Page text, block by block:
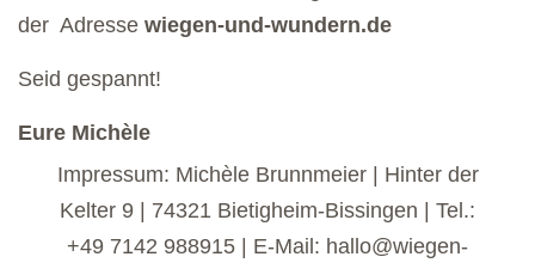
der Adresse wiegen-und-wundern.de
Seid gespannt!
Eure Michèle
Impressum: Michèle Brunnmeier | Hinter der
Kelter 9 | 74321 Bietigheim-Bissingen | Tel.:
+49 7142 988915 | E-Mail: hallo@wiegen-